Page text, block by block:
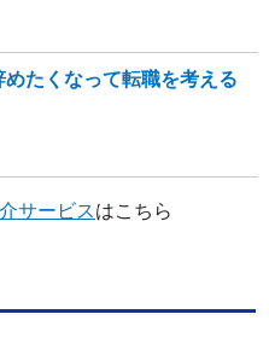
めたくなって転職を考える
サービスはこちら